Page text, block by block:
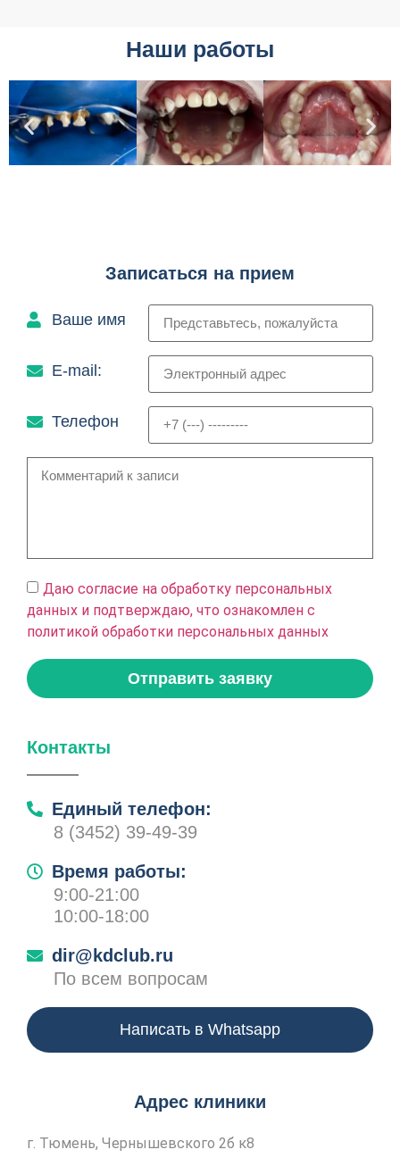
Наши работы
Записаться на прием
Ваше имя
E-mail:
Телефон
Даю согласие на обработку персональных
данных и подтверждаю, что ознакомлен с
политикой обработки персональных данных
Отправить заявку
Контакты
Единый телефон:
8 (3452) 39-49-39
Время работы:
9:00-21:00
10:00-18:00
dir@kdclub.ru
По всем вопросам
Написать в Whatsapp
Адрес клиники
г. Тюмень, Чернышевского 2б к8